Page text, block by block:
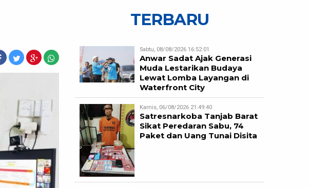
TERBARU
Sabtu, 08/08/2026 16:52:01
Anwar Sadat Ajak Generasi
Muda Lestarikan Budaya
Lewat Lomba Layangan di
Waterfront City
Kamis, 06/08/2026 21:49:40
Satresnarkoba Tanjab Barat
Sikat Peredaran Sabu, 74
Paket dan Uang Tunai Disita